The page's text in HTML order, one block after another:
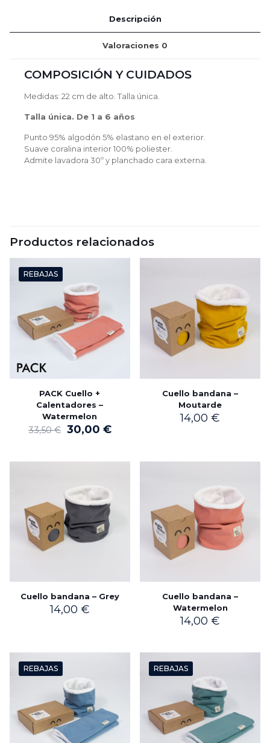
Descripción
Valoraciones 0
COMPOSICIÓN Y CUIDADOS
Medidas: 22 cm de alto. Talla única.
Talla única. De 1 a 6 años
Punto 95% algodón 5% elastano en el exterior.
Suave coralina interior 100% poliester.
Admite lavadora 30º y planchado cara externa.
Productos relacionados
REBAJAS
PACK Cuello +
Calentadores –
Watermelon
33,50€ El
era:
30,00 €El
es:
Cuello bandana –
Moutarde
14,00€
Cuello bandana – Grey
14,00 €
Cuello bandana –
Watermelon
14,00€
REBAJAS REBAJAS